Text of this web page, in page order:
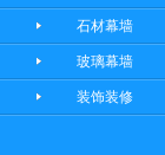
石材幕墙
玻璃幕墙
装饰装修